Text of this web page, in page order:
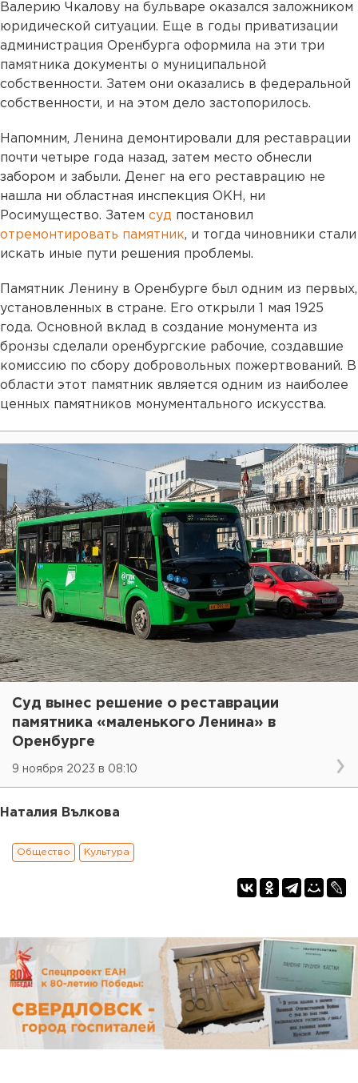
Валерию Чкалову на бульваре оказался заложником
юридической ситуации. Еще в годы приватизации
администрация Оренбурга оформила на эти три
памятника документы о муниципальной
собственности. Затем они оказались в федеральной
собственности, и на этом дело застопорилось.
Напомним, Ленина демонтировали для реставрации
почти четыре года назад, затем место обнесли
забором и забыли. Денег на его реставрацию не
нашла ни областная инспекция ОКН, ни
Росимущество. Затем суд постановил
отремонтировать памятник, и тогда чиновники стали
искать иные пути решения проблемы.
Памятник Ленину в Оренбурге был одним из первых,
установленных в стране. Его открыли 1 мая 1925
года. Основной вклад в создание монумента из
бронзы сделали оренбургские рабочие, создавшие
комиссию по сбору добровольных пожертвований. В
области этот памятник является одним из наиболее
ценных памятников монументального искусства.
Суд вынес решение о реставрации
памятника «маленького Ленина» в
Оренбурге
9 ноября 2023 в 08:10
Наталия Вълкова
Общество Культура